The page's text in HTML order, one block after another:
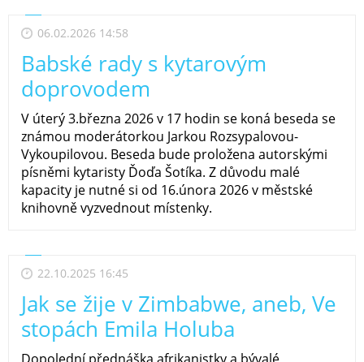
06.02.2026 14:58
Babské rady s kytarovým
doprovodem
V úterý 3.března 2026 v 17 hodin se koná beseda se
známou moderátorkou Jarkou Rozsypalovou-
Vykoupilovou. Beseda bude proložena autorskými
písněmi kytaristy Ďoďa Šotíka. Z důvodu malé
kapacity je nutné si od 16.února 2026 v městské
knihovně vyzvednout místenky.
22.10.2025 16:45
Jak se žije v Zimbabwe, aneb, Ve
stopách Emila Holuba